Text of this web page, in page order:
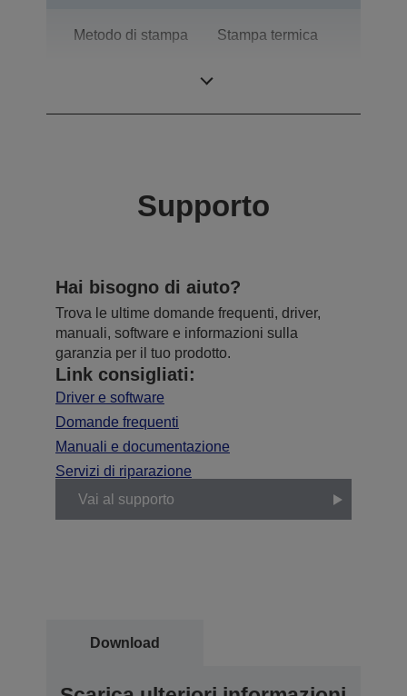
Metodo di stampa Stampa termica
Supporto
Hai bisogno di aiuto?
Trova le ultime domande frequenti, driver,
manuali, software e informazioni sulla
garanzia per il tuo prodotto.
Link consigliati:
Driver e software
Domande frequenti
Manuali e documentazione
Servizi di riparazione
Vai al supporto
Download